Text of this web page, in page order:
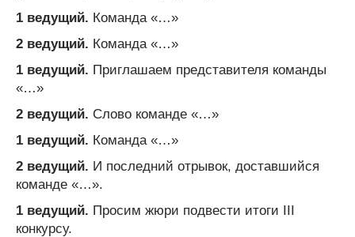
1 ведущий. Команда «…»
2 ведущий. Команда «…»
1 ведущий. Приглашаем представителя команды
«…»
2 ведущий. Слово команде «…»
1 ведущий. Команда «…»
2 ведущий. И последний отрывок, доставшийся
команде «…».
1 ведущий. Просим жюри подвести итоги III
конкурсу.